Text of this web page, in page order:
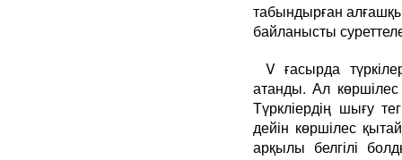
табындырған
байланысты
V ғасырда
атанды. Ал
Түркліердің шығу
дейін көршілес
арқылы белгілі